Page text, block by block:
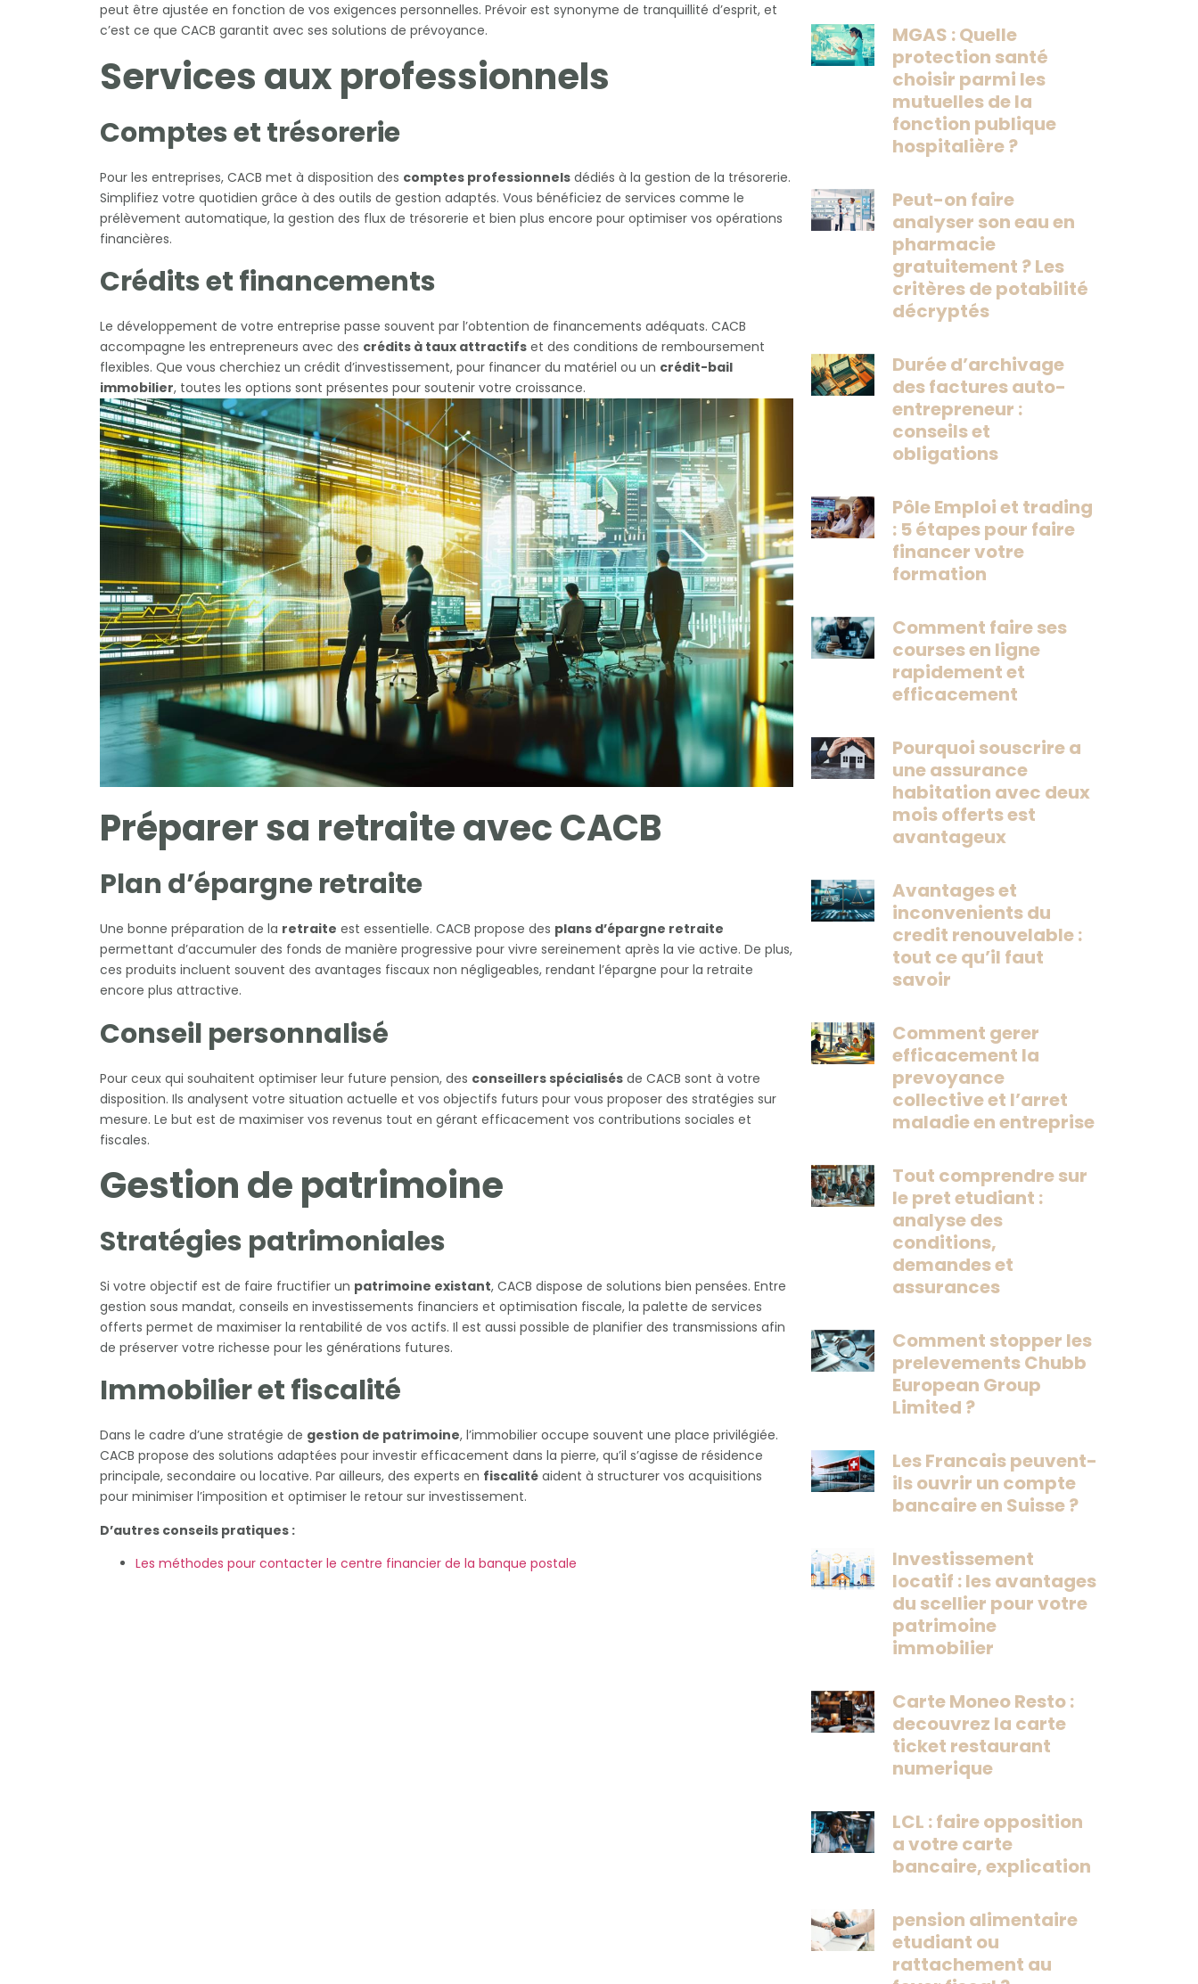
peut être ajustée en fonction de vos exigences personnelles. Prévoir est synonyme de tranquillité d’esprit, et
c’est ce que CACB garantit avec ses solutions de prévoyance.
Services aux professionnels
Comptes et trésorerie
Pour les entreprises, CACB met à disposition des comptes professionnels dédiés à la gestion de la trésorerie.
Simplifiez votre quotidien grâce à des outils de gestion adaptés. Vous bénéficiez de services comme le
prélèvement automatique, la gestion des flux de trésorerie et bien plus encore pour optimiser vos opérations
financières.
Crédits et financements
Le développement de votre entreprise passe souvent par l’obtention de financements adéquats. CACB
accompagne les entrepreneurs avec des crédits à taux attractifs et des conditions de remboursement
flexibles. Que vous cherchiez un crédit d’investissement, pour financer du matériel ou un crédit-bail
immobilier, toutes les options sont présentes pour soutenir votre croissance.
Préparer sa retraite avec CACB
Plan d’épargne retraite
Une bonne préparation de la retraite est essentielle. CACB propose des plans d’épargne retraite
permettant d’accumuler des fonds de manière progressive pour vivre sereinement après la vie active. De plus,
ces produits incluent souvent des avantages fiscaux non négligeables, rendant l’épargne pour la retraite
encore plus attractive.
Conseil personnalisé
Pour ceux qui souhaitent optimiser leur future pension, des conseillers spécialisés de CACB sont à votre
disposition. Ils analysent votre situation actuelle et vos objectifs futurs pour vous proposer des stratégies sur
mesure. Le but est de maximiser vos revenus tout en gérant efficacement vos contributions sociales et
fiscales.
Gestion de patrimoine
Stratégies patrimoniales
Si votre objectif est de faire fructifier un patrimoine existant, CACB dispose de solutions bien pensées. Entre
gestion sous mandat, conseils en investissements financiers et optimisation fiscale, la palette de services
offerts permet de maximiser la rentabilité de vos actifs. Il est aussi possible de planifier des transmissions afin
de préserver votre richesse pour les générations futures.
Immobilier et fiscalité
Dans le cadre d’une stratégie de gestion de patrimoine, l’immobilier occupe souvent une place privilégiée.
CACB propose des solutions adaptées pour investir efficacement dans la pierre, qu’il s’agisse de résidence
principale, secondaire ou locative. Par ailleurs, des experts en fiscalité aident à structurer vos acquisitions
pour minimiser l’imposition et optimiser le retour sur investissement.
D’autres conseils pratiques :
Les méthodes pour contacter le centre financier de la banque postale
MGAS : Quelle
protection santé
choisir parmi les
mutuelles de la
fonction publique
hospitalière ?
Peut-on faire
analyser son eau en
pharmacie
gratuitement ? Les
critères de potabilité
décryptés
Durée d’archivage
des factures auto-
entrepreneur :
conseils et
obligations
Pôle Emploi et trading
: 5 étapes pour faire
financer votre
formation
Comment faire ses
courses en ligne
rapidement et
efficacement
Pourquoi souscrire a
une assurance
habitation avec deux
mois offerts est
avantageux
Avantages et
inconvenients du
credit renouvelable :
tout ce qu’il faut
savoir
Comment gerer
efficacement la
prevoyance
collective et l’arret
maladie en entreprise
Tout comprendre sur
le pret etudiant :
analyse des
conditions,
demandes et
assurances
Comment stopper les
prelevements Chubb
European Group
Limited ?
Les Francais peuvent-
ils ouvrir un compte
bancaire en Suisse ?
Investissement
locatif : les avantages
du scellier pour votre
patrimoine
immobilier
Carte Moneo Resto :
decouvrez la carte
ticket restaurant
numerique
LCL : faire opposition
a votre carte
bancaire, explication
pension alimentaire
etudiant ou
rattachement au